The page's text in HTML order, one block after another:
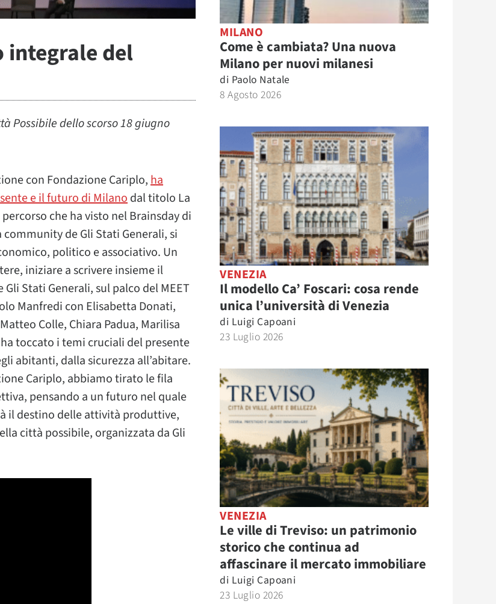
integrale del
Possibile dello scorso 18 giugno
con Fondazione Cariplo,ha
e il futuro di Milanodal titolo La
che ha visto nel Brainsday di
de Gli Stati Generali, si
politico e associativo. Un
iniziare a scrivere insieme il
Stati Generali, sul palco del MEET
Manfredi con Elisabetta Donati,
Colle, Chiara Padua, Marilisa
toccato i temi cruciali del presente
abitanti, dalla sicurezza all’abitare.
Cariplo, abbiamo tirato le fila
pensando a un futuro nel quale
il destino delle attività produttive,
città possibile, organizzata da Gli
MILANO
Come è cambiata? Una nuova
Milano per nuovi milanesi
di Paolo Natale
8 Agosto 2026
VENEZIA
Il modello Ca’ Foscari: cosa rende
unica l’università di Venezia
di Luigi Capoani
23 Luglio 2026
VENEZIA
Le ville di Treviso: un patrimonio
storico che continua ad
affascinare il mercato immobiliare
di Luigi Capoani
23 Luglio 2026